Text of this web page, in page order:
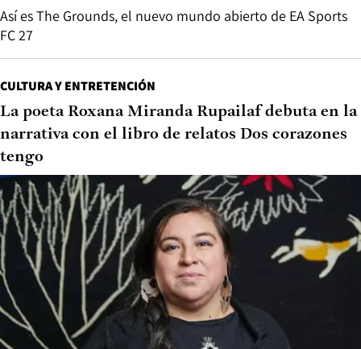
Así es The Grounds, el nuevo mundo abierto de EA Sports
FC 27
CULTURA Y ENTRETENCIÓN
La poeta Roxana Miranda Rupailaf debuta en la
narrativa con el libro de relatos Dos corazones
tengo